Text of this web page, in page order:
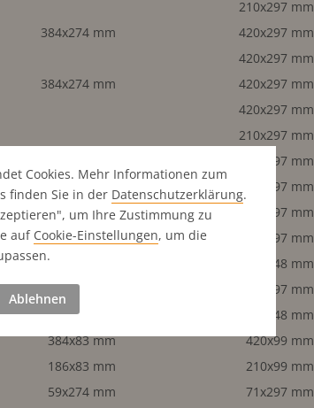
210x297 mm
384x274 mm 420x297 mm
420x297 mm
384x274 mm 420x297 mm
420x297 mm
210x297 mm
210x297 mm
186x274 mm 210x297 mm
186x274 mm 210x297 mm
210x297 mm
186x125 mm 210x148 mm
85x274 mm 97x297 mm
186x125 mm 210x148 mm
384x83 mm 420x99 mm
186x83 mm 210x99 mm
59x274 mm 71x297 mm
Cookies. Mehr Informationen zum
finden Sie in der Datenschutz­erklärung.
um Ihre Zustimmung zu
auf Cookie-Einstellungen, um die
Ablehnen